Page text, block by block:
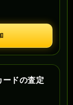
ドの査定